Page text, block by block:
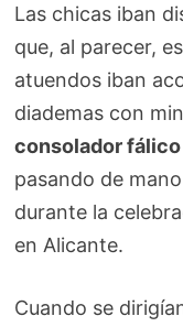
Las chicas iban
que, al parecer,
atuendos iban
diademas con
consolador fálico
pasando de
durante la
en Alicante.
Cuando se